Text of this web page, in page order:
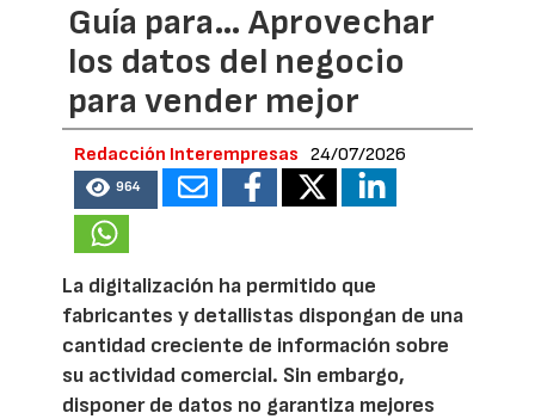
Guía para… Aprovechar
los datos del negocio
para vender mejor
Redacción Interempresas 24/07/2026
964
La digitalización ha permitido que
fabricantes y detallistas dispongan de una
cantidad creciente de información sobre
su actividad comercial. Sin embargo,
disponer de datos no garantiza mejores